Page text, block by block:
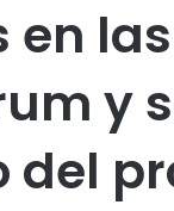
en
y
del